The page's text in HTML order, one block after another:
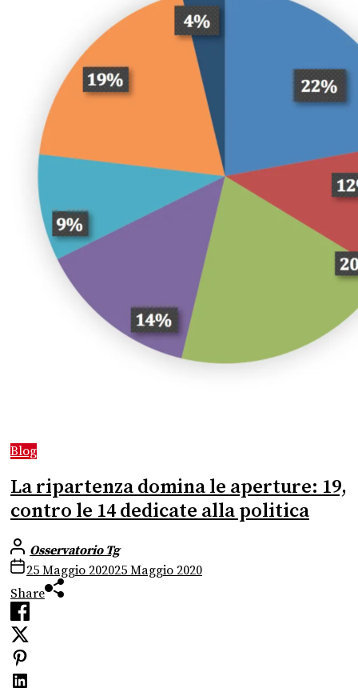
Blog
La ripartenza domina le aperture: 19,
contro le 14 dedicate alla politica
Osservatorio Tg
25 Maggio 202025 Maggio 2020
Share